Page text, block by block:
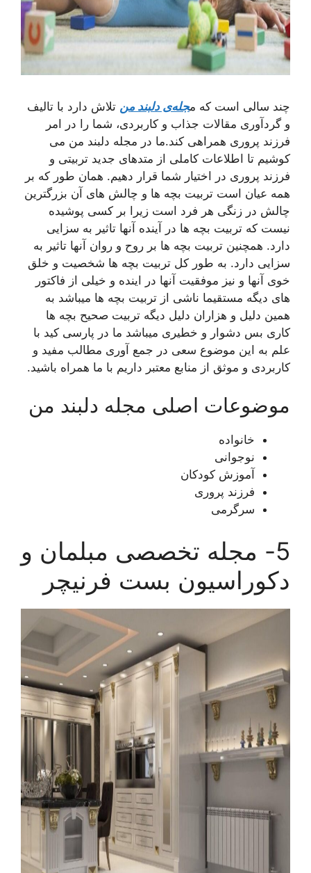
چند سالی است که مجله‌ی دلبند من تلاش دارد با تالیف
و گردآوری مقالات جذاب و کاربردی، شما را در امر
فرزند پروری همراهی کند.ما در مجله دلبند من می
کوشیم تا اطلاعات کاملی از متدهای جدید تربیتی و
فرزند پروری در اختیار شما قرار دهیم. همان طور که بر
همه عیان است تربیت بچه ها و چالش های آن بزرگترین
چالش در زنگی هر فرد است زیرا بر کسی پوشیده
نیست که تربیت بچه ها در آینده آنها تاثیر به سزایی
دارد. همچنین تربیت بچه ها بر روح و روان آنها تاثیر به
سزایی دارد. به طور کل تربیت بچه ها شخصیت و خلق
خوی آنها و نیز موفقیت آنها در اینده و خیلی از فاکتور
های دیگه مستقیما ناشی از تربیت بچه ها میباشد به
همین دلیل و هزاران دلیل دیگه تربیت صحیح بچه ها
کاری بس دشوار و خطیری میباشد ما در پارسی کید با
علم به این موضوع سعی در جمع آوری مطالب مفید و
کاربردی و موثق از منابع معتبر داریم با ما همراه باشید.
موضوعات اصلی مجله دلبند من
خانواده
نوجوانی
آموزش کودکان
فرزند پروری
سرگرمی
5- مجله تخصصی مبلمان و
دکوراسیون بست فرنیچر